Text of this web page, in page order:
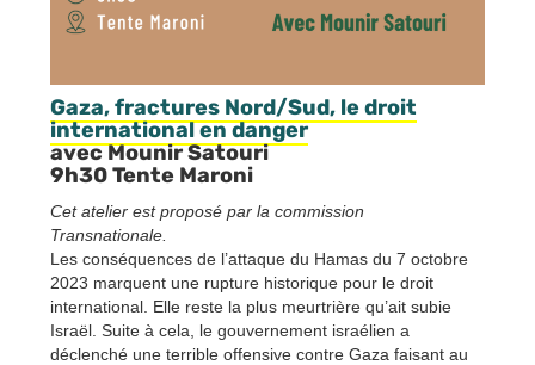
Gaza, fractures Nord/Sud, le droit
international en danger
avec Mounir Satouri
9h30 Tente Maroni
Cet atelier est proposé par la commission
Transnationale.
Les conséquences de l’attaque du Hamas du 7 octobre
2023 marquent une rupture historique pour le droit
international. Elle reste la plus meurtrière qu’ait subie
Israël. Suite à cela, le gouvernement israélien a
déclenché une terrible offensive contre Gaza faisant au